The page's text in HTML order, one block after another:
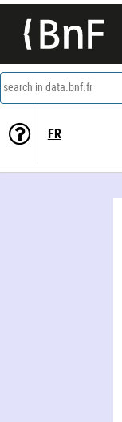
search in data.bnf.fr
FR